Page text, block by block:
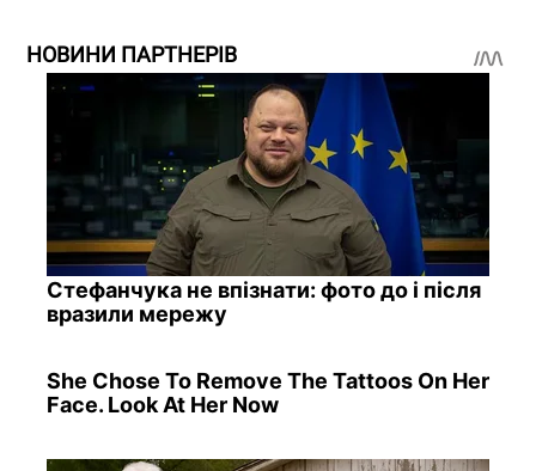
НОВИНИ ПАРТНЕРІВ
Стефанчука не впізнати: фото до і після
вразили мережу
She Chose To Remove The Tattoos On Her
Face. Look At Her Now